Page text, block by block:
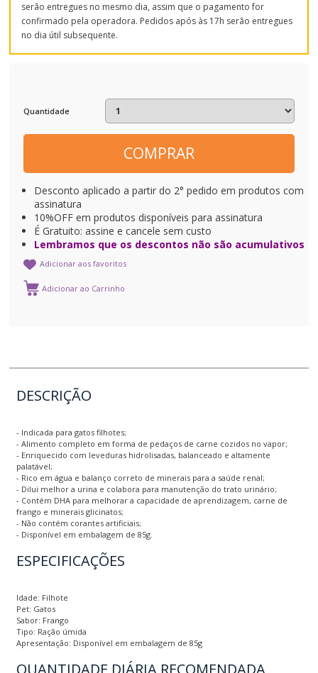
serão entregues no mesmo dia, assim que o pagamento for
confirmado pela operadora. Pedidos após às 17h serão entregues
no dia útil subsequente.
Quantidade
COMPRAR
Desconto aplicado a partir do 2° pedido em produtos com
assinatura
10%OFF em produtos disponíveis para assinatura
É Gratuito: assine e cancele sem custo
Lembramos que os descontos não são acumulativos
Adicionar aos favoritos
DESCRIÇÃO
- Indicada para gatos filhotes;
- Alimento completo em forma de pedaços de carne cozidos no vapor;
- Enriquecido com leveduras hidrolisadas, balanceado e altamente
palatável;
- Rico em água e balanço correto de minerais para a saúde renal;
- Dilui melhor a urina e colabora para manutenção do trato urinário;
- Contém DHA para melhorar a capacidade de aprendizagem, carne de
frango e minerais glicinatos;
- Não contém corantes artificiais;
- Disponível em embalagem de 85g.
ESPECIFICAÇÕES
Idade: Filhote
Pet: Gatos
Sabor: Frango
Tipo: Ração úmida
Apresentação: Disponível em embalagem de 85g
QUANTIDADE DIÁRIA RECOMENDADA